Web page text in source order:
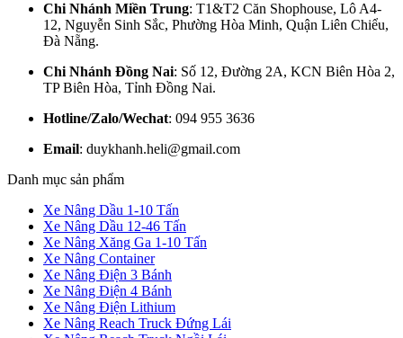
Chi Nhánh Miền Trung: T1&T2 Căn Shophouse, Lô A4-
12, Nguyễn Sinh Sắc, Phường Hòa Minh, Quận Liên Chiểu,
Đà Nẵng.
Chi Nhánh Đồng Nai: Số 12, Đường 2A, KCN Biên Hòa 2,
TP Biên Hòa, Tỉnh Đồng Nai.
Hotline/Zalo/Wechat: 094 955 3636
Email: duykhanh.heli@gmail.com
Danh mục sản phẩm
Xe Nâng Dầu 1-10 Tấn
Xe Nâng Dầu 12-46 Tấn
Xe Nâng Xăng Ga 1-10 Tấn
Xe Nâng Container
Xe Nâng Điện 3 Bánh
Xe Nâng Điện 4 Bánh
Xe Nâng Điện Lithium
Xe Nâng Reach Truck Đứng Lái